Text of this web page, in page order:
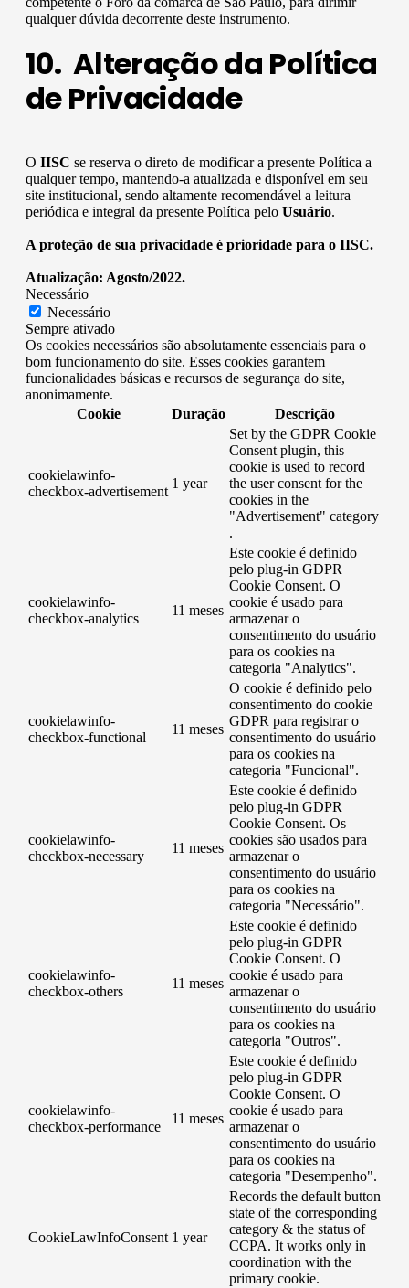
qualquer dúvida decorrente deste instrumento.
10. Alteração da Política
de Privacidade
O IISC se reserva o direto de modificar a presente Política a
qualquer tempo, mantendo-a atualizada e disponível em seu
site institucional, sendo altamente recomendável a leitura
periódica e integral da presente Política pelo Usuário.
A proteção de sua privacidade é prioridade para o IISC.
Atualização: Agosto/2022.
Necessário
Necessário
Sempre ativado
Os cookies necessários são absolutamente essenciais para o
bom funcionamento do site. Esses cookies garantem
funcionalidades básicas e recursos de segurança do site,
anonimamente.
Cookie
Duração Descrição
cookielawinfo-
checkbox-advertisement
1 year
Set by the GDPR Cookie
Consent plugin, this
cookie is used to record
the user consent for the
cookies in the
"Advertisement" category
.
cookielawinfo-
checkbox-analytics
11 meses
Este cookie é definido
pelo plug-in GDPR
Cookie Consent. O
cookie é usado para
armazenar o
consentimento do usuário
para os cookies na
categoria "Analytics".
cookielawinfo-
checkbox-functional
11 meses
O cookie é definido pelo
consentimento do cookie
GDPR para registrar o
consentimento do usuário
para os cookies na
categoria "Funcional".
cookielawinfo-
checkbox-necessary
11 meses
Este cookie é definido
pelo plug-in GDPR
Cookie Consent. Os
cookies são usados ​​para
armazenar o
consentimento do usuário
para os cookies na
categoria "Necessário".
cookielawinfo-
checkbox-others
11 meses
Este cookie é definido
pelo plug-in GDPR
Cookie Consent. O
cookie é usado para
armazenar o
consentimento do usuário
para os cookies na
categoria "Outros".
cookielawinfo-
checkbox-performance
11 meses
Este cookie é definido
pelo plug-in GDPR
Cookie Consent. O
cookie é usado para
armazenar o
consentimento do usuário
para os cookies na
categoria "Desempenho".
CookieLawInfoConsent 1 year
Records the default button
state of the corresponding
category & the status of
CCPA. It works only in
coordination with the
primary cookie.